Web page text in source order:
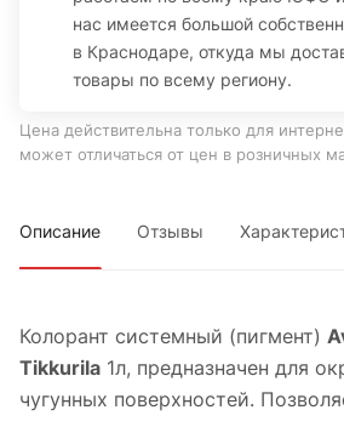
нас имеется большой
в Краснодаре, откуда мы
товары по всему региону.
Цена действительна только для
может отличаться от цен в розничных
Описание Отзывы
Колорант системный (пигмент)
Tikkurila 1л, предназначен для
чугунных поверхностей.